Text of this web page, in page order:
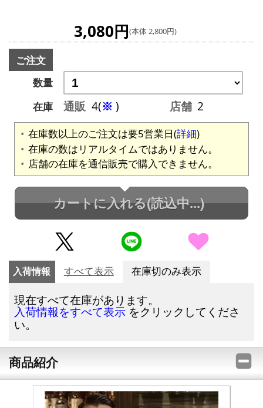
3,080円(本体 2,800円)
ご注文
数量
在庫
通販 4(※ ) 店舗 2
在庫数以上のご注文は要5営業日(詳細)
在庫の数はリアルタイムではありません。
店舗の在庫を通信販売で購入できません。
カートに入れる(読込中...)
入荷情報 すべて表示 在庫切のみ表示
現在すべて在庫があります。
入荷情報をすべて表示 をクリックしてくださ
い。
商品紹介